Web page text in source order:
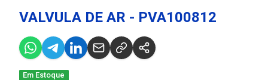
VALVULA DE AR - PVA100812
Em Estoque